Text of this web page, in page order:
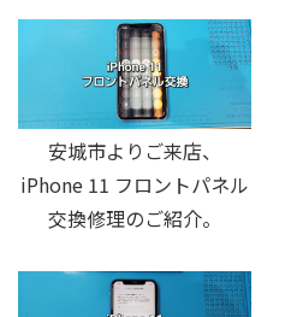
安城市よりご来店、
iPhone 11 フロントパネル
交換修理のご紹介。